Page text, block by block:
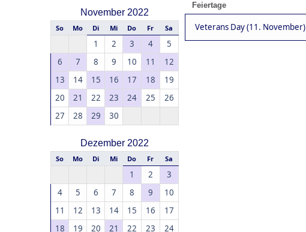
November 2022
So Mo Di Mi Do Fr Sa
1 2 3 4
5
6
7 8 9 10 11
12
13
14 15 16 17 18
19
20
21 22 23 24 25
26
27
28 29 30
Dezember 2022
So Mo Di Mi Do Fr Sa
1 2
3
4
5 6 7 8 9
10
11
12 13 14 15 16
17
18
19 20 21 22 23 24
Feiertage
Veterans Day (11. November)